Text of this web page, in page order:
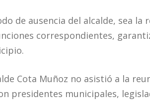
de ausencia del alcalde, sea la
correspondientes,
Cota Muñoz no asistió a la
presidentes municipales,